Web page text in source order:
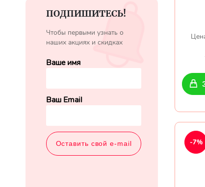
ПОДПИШИТЕСЬ!
Чтобы первыми узнать о
наших акциях и скидках
Ваше имя
Ваш Email
-7%